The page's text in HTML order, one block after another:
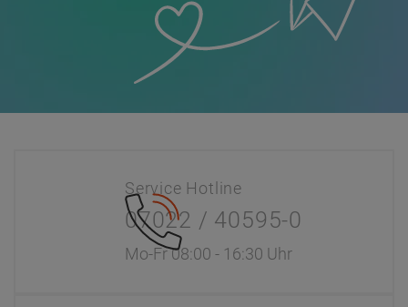
Service Hotline
07022 / 40595-0
Mo-Fr 08:00 - 16:30 Uhr